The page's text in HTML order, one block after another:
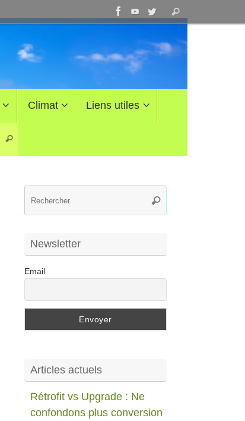
pour
:
Rechercher
Climat Liens utiles
Rechercher
Rechercher
Newsletter
Email
Articles actuels
Rétrofit vs Upgrade : Ne
confondons plus conversion